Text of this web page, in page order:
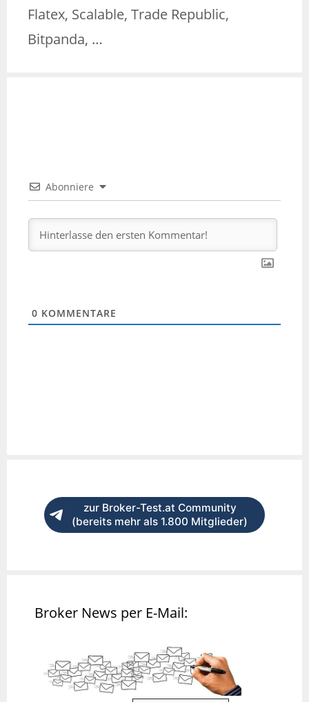
Flatex, Scalable, Trade Republic,
Bitpanda, …
Abonniere
0 KOMMENTARE
zur Broker-Test.at Community
(bereits mehr als 1.800 Mitglieder)
Broker News per E-Mail: